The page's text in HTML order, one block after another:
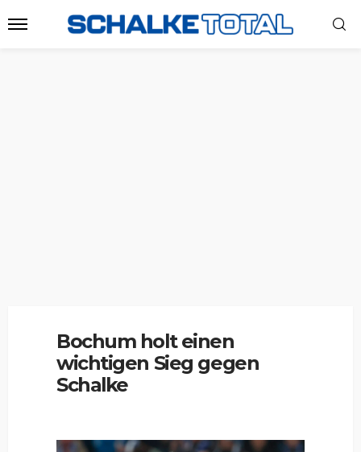
Bochum holt einen
wichtigen Sieg gegen
Schalke